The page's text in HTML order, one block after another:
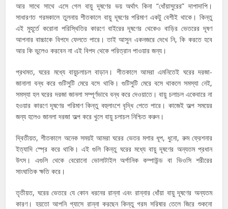
আর সাথে সাথে এসে গেল বায়ু দূষণের ভয় অর্থাৎ কিনা “ধোঁয়াসুরের” দাপাদাপি।
সাধারণত গরমকালে তুলনায় শীতকালে বায়ু দূষণের পরিমাণ একটু বেশীই থাকে। কিন্তু
এই মুহূর্তে করোনা পরিস্থিতির কারণে বাইরের দূষণের থেকেও বাড়ির ভেতরের দূষণ
আপনার বাচ্চাকে বিপদে ফেলতে পারে। তাই আসুন একনজরে দেখে নি, কি করতে হবে
আর কি ভুলেও করবেন না এই বিপদ থেকে পরিত্রান পাওয়ার জন্য।
প্রথমত, ঘরের মধ্যে বায়ুচলাচল বাড়ান। শীতকালে আমরা এমনিতেই ঘরের দরজা-
জানালা বন্ধ করে গুটিসুটি মেরে বসে থাকি। গুটিসুটি মেরে বসে থাকলে সমস্যা নেই,
সমস্যা হল ঘরের দরজা জানলা সম্পূর্ণভাবে বন্ধ করে দেওয়াতে। বায়ু চলাচল একেবারে না
হওয়ার কারণে দূষণের পরিমাণ কিন্তু বহুলাংশে বৃদ্ধি পেতে পারে। কাজেই অল্প সময়ের
জন্য হলেও জানলা দরজা অল্প করে খুলে বায়ু চলাচল নিশ্চিত করুন।
দ্বিতীয়ত, শীতকালে অনেক সময়ই আমরা ঘরের ভেতর মশার ধূপ, ধুনো, রুম ফ্রেশনার
ইত্যাদি স্প্রে করে থাকি। এই গুলি কিন্তু ঘরের মধ্যে বায়ু দূষণের অন্যতম প্রধান
উৎস। এগুলি থেকে বেরোনো ভোলাটাইল অর্গানিক কম্পাউন্ড বা ভিওসি শরীরের
সাংঘাতিক ক্ষতি করে।
তৃতীয়ত, ঘরের ভেতরে যে কোন ধরনের রান্না এবং রান্নার ধোঁয়া বায়ু দূষণের অন্যতম
কারণ। হয়তো আপনি গ্যাসে রান্না করছেন কিন্তু গরম সরিষার তেলে জিরে শুকনো